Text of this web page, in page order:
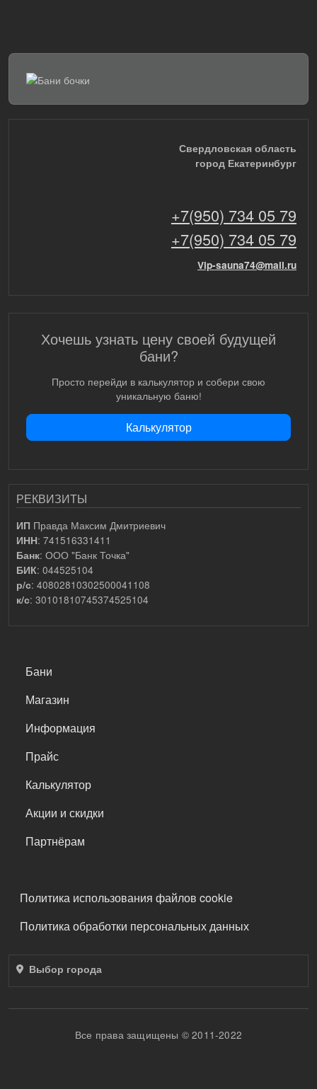
Свердловская область
город Екатеринбург
+7(950) 734 05 79
+7(950) 734 05 79
Vip-sauna74@mail.ru
Хочешь узнать цену своей будущей
бани?
Просто перейди в калькулятор и собери свою
уникальную баню!
Калькулятор
РЕКВИЗИТЫ
ИП Правда Максим Дмитриевич
ИНН: 741516331411
Банк: ООО "Банк Точка"
БИК: 044525104
р/с: 40802810302500041108
к/с: 30101810745374525104
САМОЕ ВАЖНОЕ
Бани
Магазин
Информация
Прайс
Калькулятор
Акции и скидки
Партнёрам
ПОДВАЛ
Политика использования файлов cookie
Политика обработки персональных данных
Выбор города
Все права защищены © 2011-2022